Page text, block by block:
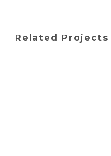
Related Projects